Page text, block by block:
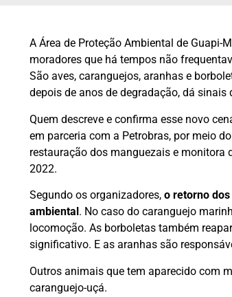
A Área de Proteção Ambiental de Guapi-
moradores que há tempos não
São aves, caranguejos, aranhas e
depois de anos de degradação, dá sinais
Quem descreve e confirma esse novo
em parceria com a Petrobras, por meio
restauração dos manguezais e monitora
2022.
Segundo os organizadores, o retorno
ambiental . No caso do caranguejo
locomoção. As borboletas também
significativo. E as aranhas são
Outros animais que tem aparecido com
caranguejo-uçá.